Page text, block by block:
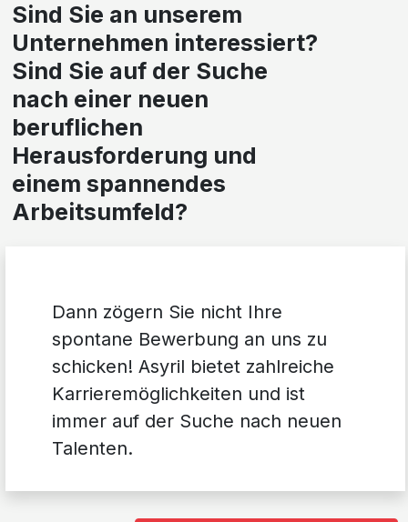
Sind Sie an unserem
Unternehmen interessiert?
Sind Sie auf der Suche
nach einer neuen
beruflichen
Herausforderung und
einem spannendes
Arbeitsumfeld?
Dann zögern Sie nicht Ihre
spontane Bewerbung an uns zu
schicken! Asyril bietet zahlreiche
Karrieremöglichkeiten und ist
immer auf der Suche nach neuen
Talenten.